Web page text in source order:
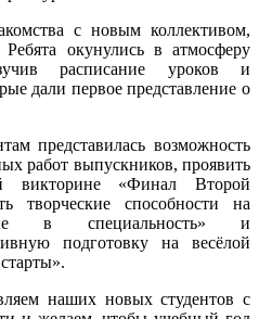
с новым коллективом,
окунулись в атмосферу
расписание уроков и
дали первое представление о
представилась возможность
работ выпускников, проявить
викторине «Финал Второй
творческие способности на
в специальность» и
подготовку на весёлой
наших новых студентов с